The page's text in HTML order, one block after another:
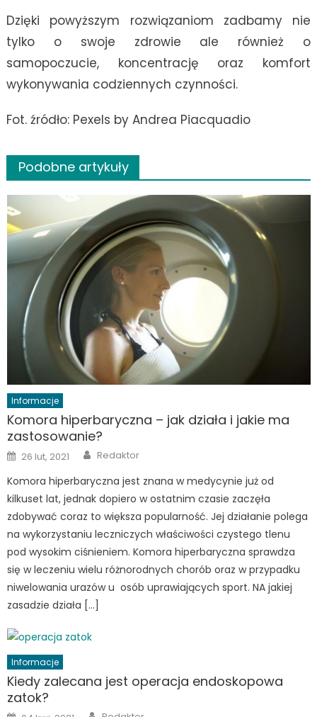
Dzięki powyższym rozwiązaniom zadbamy nie
tylko o swoje zdrowie ale również o
samopoczucie, koncentrację oraz komfort
wykonywania codziennych czynności.
Fot. źródło: Pexels by Andrea Piacquadio
Podobne artykuły
Informacje
Komora hiperbaryczna – jak działa i jakie ma
zastosowanie?
Posted
on
26 lut, 2021 Author
Redaktor
Komora hiperbaryczna jest znana w medycynie już od
kilkuset lat, jednak dopiero w ostatnim czasie zaczęła
zdobywać coraz to większa popularność. Jej działanie polega
na wykorzystaniu leczniczych właściwości czystego tlenu
pod wysokim ciśnieniem. Komora hiperbaryczna sprawdza
się w leczeniu wielu różnorodnych chorób oraz w przypadku
niwelowania urazów u osób uprawiających sport. NA jakiej
zasadzie działa […]
Informacje
Kiedy zalecana jest operacja endoskopowa
zatok?
Author